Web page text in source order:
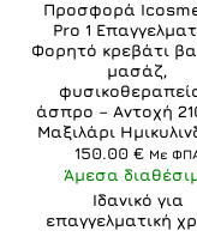
Προσφορά
Pro 1
Φορητό κρεβάτι
μασάζ,
άσπρο – Αντοχή
Μαξιλάρι
150.00 € Με
Άμεσα
Ιδανικό για
επαγγελματική